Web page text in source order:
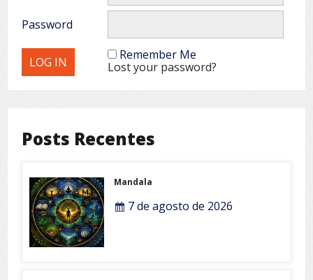
Password
Remember Me
Lost your password?
Posts Recentes
Mandala
7 de agosto de 2026